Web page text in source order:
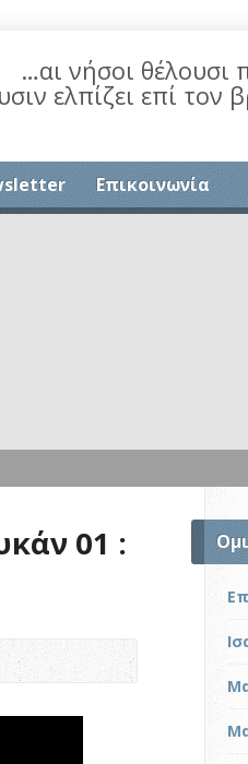
…αι νήσοι θέλουσι
ελπίζει επί τον
Επικοινωνία
01 :